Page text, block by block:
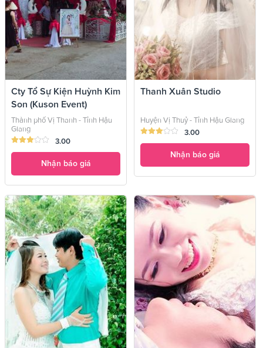
Cty Tổ Sự Kiện Huỳnh Kim
Son (Kuson Event)
Thành phố Vị Thanh - Tỉnh Hậu
Giang
3.00
Nhận báo giá
Thanh Xuân Studio
Huyện Vị Thuỷ - Tỉnh Hậu Giang
3.00
Nhận báo giá